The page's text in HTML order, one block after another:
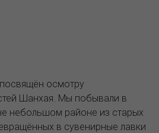
осмотру
Шанхая. Мы побывали в
небольшом районе из старых
в сувенирные лавки